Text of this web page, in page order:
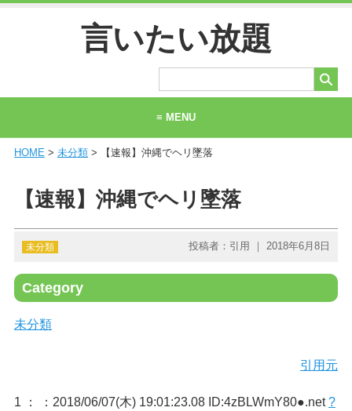
言いたい放題
≡ MENU
ホーム
当サイトについて
HOME> 未分類> 【速報】沖縄でヘリ墜落
【速報】沖縄でヘリ墜落
未分類 投稿者：引用 ｜ 2018年6月8日
Category
未分類
引用元
1 ： ：2018/06/07(木) 19:01:23.08 ID:4zBLWmY80●.net?